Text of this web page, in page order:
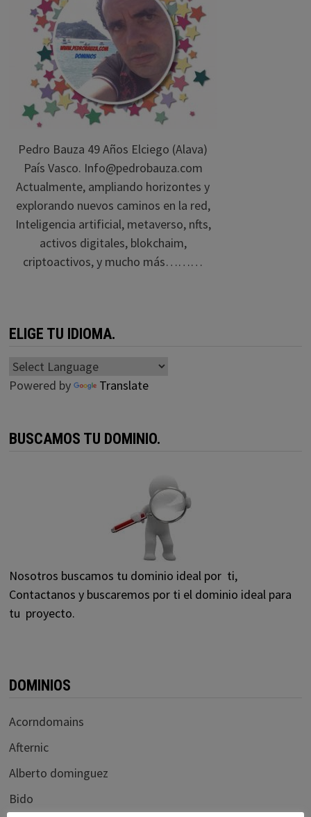
Pedro Bauza 49 Años Elciego (Alava)
País Vasco. Info@pedrobauza.com
Actualmente, ampliando horizontes y
explorando nuevos caminos en la red,
Inteligencia artificial, metaverso, nfts,
activos digitales, blokchaim,
criptoactivos, y mucho más………
ELIGE TU IDIOMA.
Powered by Translate
BUSCAMOS TU DOMINIO.
Nosotros buscamos tu dominio ideal por ti,
Contactanos y buscaremos por ti el dominio ideal para
tu proyecto.
DOMINIOS
Acorndomains
Afternic
Alberto dominguez
Bido